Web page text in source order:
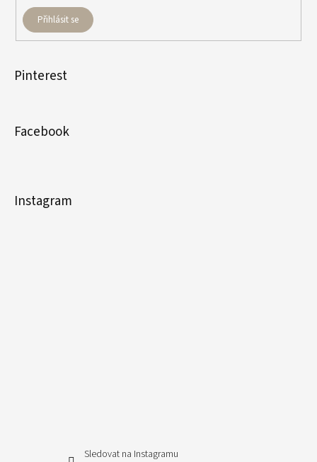
Přihlásit se
Pinterest
Facebook
Instagram
Sledovat na Instagramu